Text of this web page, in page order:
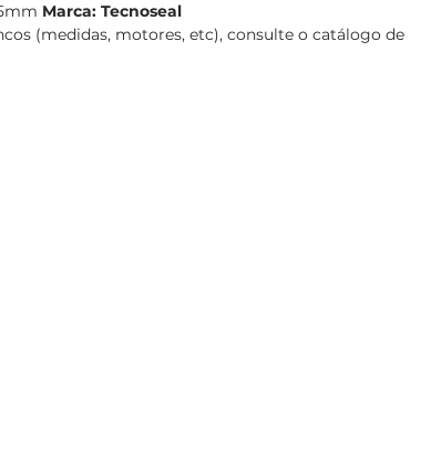
Marca: Tecnoseal
(medidas, motores, etc), consulte o catálogo de